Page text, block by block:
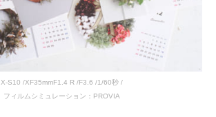
X-S10 /XF35mmF1.4 R /F3.6 /1/60秒 /
フィルムシミュレーション：PROVIA